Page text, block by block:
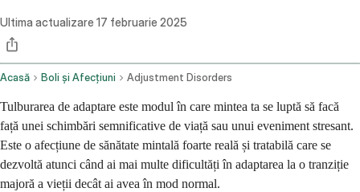
Ultima actualizare 17 februarie 2025
Acasă Boli și Afecțiuni Adjustment Disorders
Tulburarea de adaptare este modul în care mintea ta se luptă să facă
față unei schimbări semnificative de viață sau unui eveniment stresant.
Este o afecțiune de sănătate mintală foarte reală și tratabilă care se
dezvoltă atunci când ai mai multe dificultăți în adaptarea la o tranziție
majoră a vieții decât ai avea în mod normal.